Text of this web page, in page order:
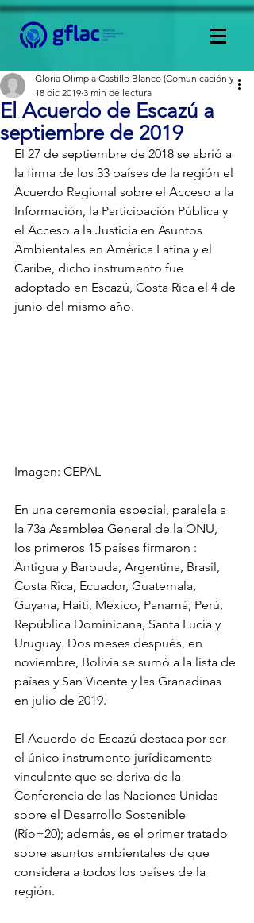
El Acuerdo de Escazú a
septiembre de 2019
Gloria Olimpia Castillo Blanco (Comunicación y
18 dic 2019 3 min de lectura
El 27 de septiembre de 2018 se abrió a
la firma de los 33 países de la región el
Acuerdo Regional sobre el Acceso a la
Información, la Participación Pública y
el Acceso a la Justicia en Asuntos
Ambientales en América Latina y el
Caribe, dicho instrumento fue
adoptado en Escazú, Costa Rica el 4 de
junio del mismo año.
Imagen: CEPAL
En una ceremonia especial, paralela a
la 73a Asamblea General de la ONU,
los primeros 15 países firmaron :
Antigua y Barbuda, Argentina, Brasil,
Costa Rica, Ecuador, Guatemala,
Guyana, Haití, México, Panamá, Perú,
República Dominicana, Santa Lucía y
Uruguay. Dos meses después, en
noviembre, Bolivia se sumó a la lista de
países y San Vicente y las Granadinas
en julio de 2019.
El Acuerdo de Escazú destaca por ser
el único instrumento jurídicamente
vinculante que se deriva de la
Conferencia de las Naciones Unidas
sobre el Desarrollo Sostenible
(Río+20); además, es el primer tratado
sobre asuntos ambientales de que
considera a todos los países de la
región.